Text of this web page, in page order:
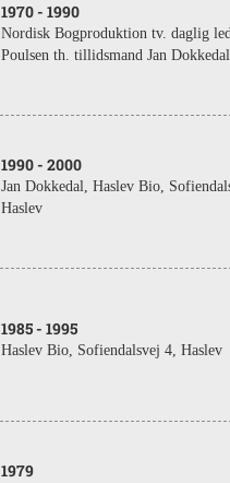
1970 - 1990
Nordisk Bogproduktion tv. daglig
Poulsen th. tillidsmand Jan Dokkedal
1990 - 2000
Jan Dokkedal, Haslev Bio,
Haslev
1985 - 1995
Haslev Bio, Sofiendalsvej 4, Haslev
1979